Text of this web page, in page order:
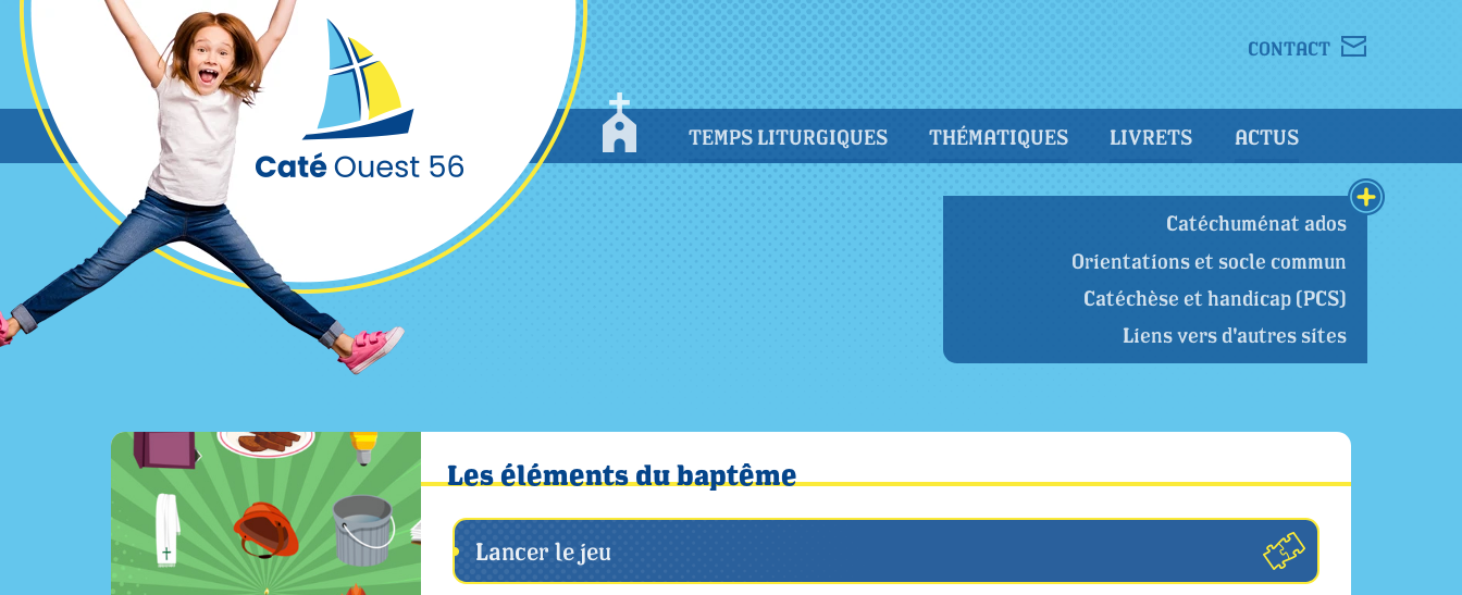
TEMPS LITURGIQUES THÉMATIQUES LIVRETS ACTUS
Catéchuménat ados
Orientations et socle commun
Catéchèse et handicap (PCS)
Liens vers d'autres sites
CONTACT
Les éléments du baptême
Lancer le jeu
Cookies management panel